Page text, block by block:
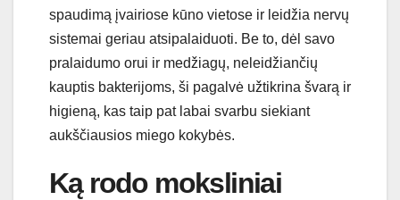
spaudimą įvairiose kūno vietose ir leidžia nervų
sistemai geriau atsipalaiduoti. Be to, dėl savo
pralaidumo orui ir medžiagų, neleidžiančių
kauptis bakterijoms, ši pagalvė užtikrina švarą ir
higieną, kas taip pat labai svarbu siekiant
aukščiausios miego kokybės.
Ką rodo moksliniai